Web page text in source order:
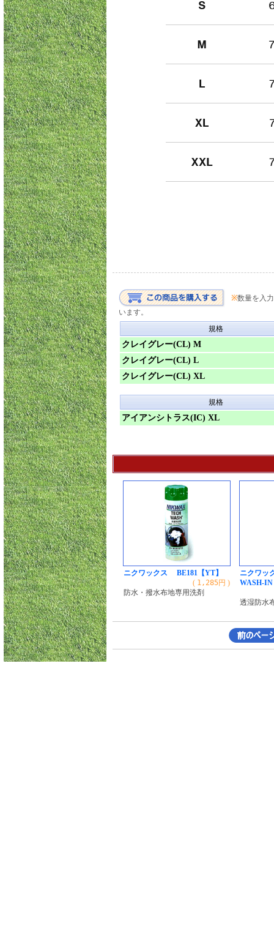
※数量を入
います。
規格
クレイグレー(CL) M
クレイグレー(CL) L
クレイグレー(CL) XL
規格
アイアンシトラス(IC) XL
ニクワックス BE181【YT】
( 1,285円 )
防水・撥水布地専用洗剤
ニクワッ
WASH-IN
透湿防水